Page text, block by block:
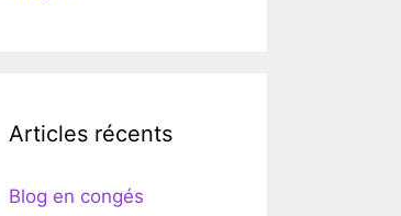
Articles récents
Blog en congés